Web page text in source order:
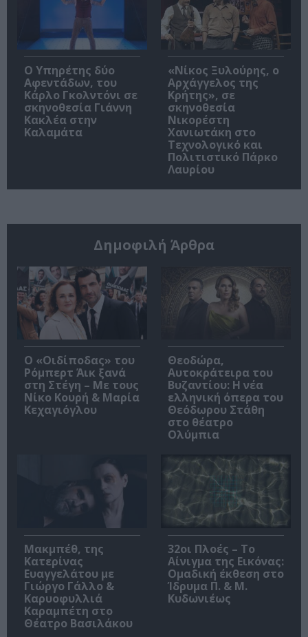
Ο Υπηρέτης δύο
Αφεντάδων, του
Κάρλο Γκολντόνι σε
σκηνοθεσία Γιάννη
Κακλέα στην
Καλαμάτα
«Νίκος Ξυλούρης, ο
Αρχάγγελος της
Κρήτης», σε
σκηνοθεσία
Νικορέστη
Χανιωτάκη στο
Τεχνολογικό και
Πολιτιστικό Πάρκο
Λαυρίου
Δημοφιλή Άρθρα
O «Οιδίποδας» του
Ρόμπερτ Άικ ξανά
στη Στέγη – Με τους
Νίκο Κουρή & Μαρία
Κεχαγιόγλου
Θεοδώρα,
Αυτοκράτειρα του
Βυζαντίου: Η νέα
ελληνική όπερα του
Θεόδωρου Στάθη
στο θέατρο
Ολύμπια
Μακμπέθ, της
Κατερίνας
Ευαγγελάτου με
Γιώργο Γάλλο &
Καρυοφυλλιά
Καραμπέτη στο
Θέατρο Βασιλάκου
32οι Πλοές – Το
Αίνιγμα της Εικόνας:
Ομαδική έκθεση στο
Ίδρυμα Π. & Μ.
Κυδωνιέως